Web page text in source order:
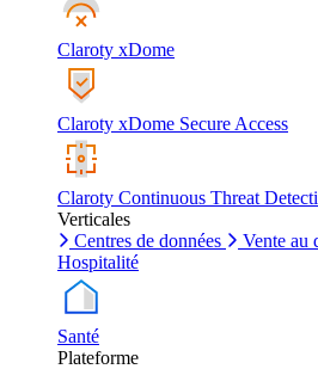
Claroty xDome
Claroty xDome Secure Access
Claroty Continuous Threat
Verticales
Centres de données
Vente au
Hospitalité
Santé
Plateforme